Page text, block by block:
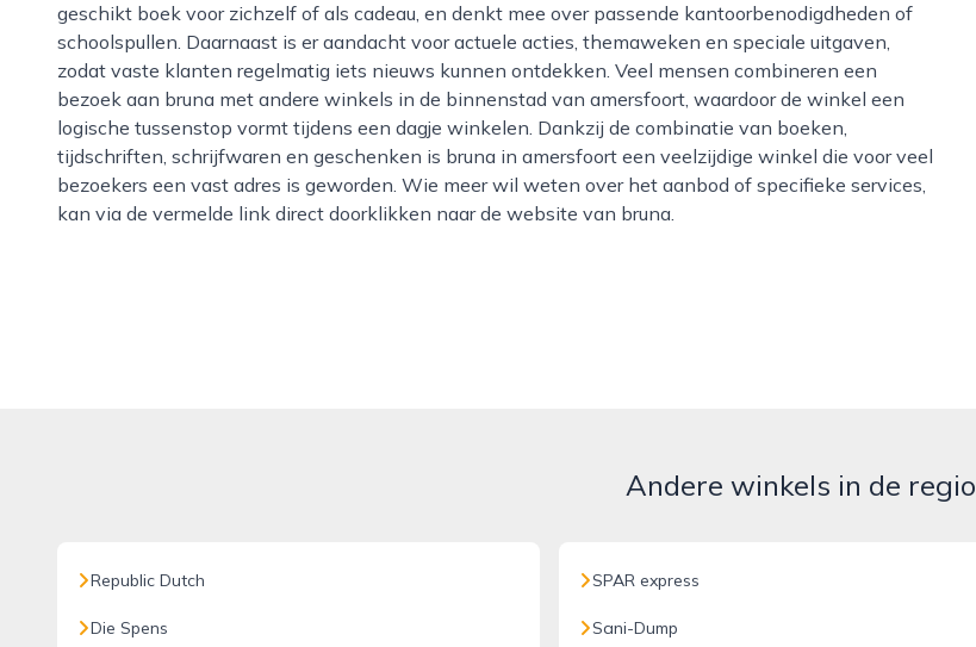
geschikt boek voor zichzelf of als cadeau, en denkt mee over passende kantoorbenodigdheden of
schoolspullen. Daarnaast is er aandacht voor actuele acties, themaweken en speciale uitgaven,
zodat vaste klanten regelmatig iets nieuws kunnen ontdekken. Veel mensen combineren een
bezoek aan bruna met andere winkels in de binnenstad van amersfoort, waardoor de winkel een
logische tussenstop vormt tijdens een dagje winkelen. Dankzij de combinatie van boeken,
tijdschriften, schrijfwaren en geschenken is bruna in amersfoort een veelzijdige winkel die voor veel
bezoekers een vast adres is geworden. Wie meer wil weten over het aanbod of specifieke services,
kan via de vermelde link direct doorklikken naar de website van bruna.
Andere winkels in de regio
Republic Dutch
Die Spens
SPAR express
Sani-Dump